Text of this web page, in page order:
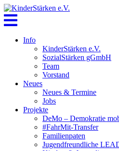
Skip
to
content
Info
KinderStärken e.V.
SozialStärken gGmbH
Team
Vorstand
Neues
Neues & Termine
Jobs
Projekte
DeMo – Demokratie
#FahrMit-Transfer
Familienpaten
Jugendfreundliche